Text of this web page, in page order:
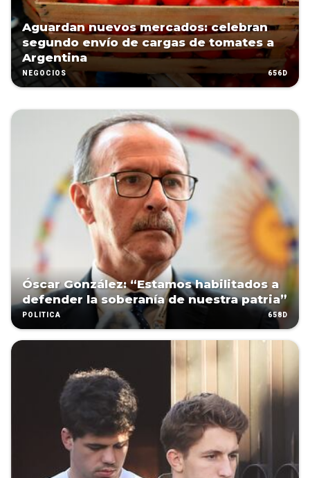
Aguardan nuevos mercados: celebran
segundo envío de cargas de tomates a
Argentina
NEGOCIOS 656D
Óscar González: “Estamos habilitados a
defender la soberanía de nuestra patria”
POLÍTICA 658D